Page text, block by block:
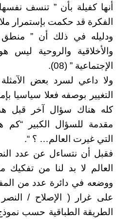
أنها كفيلة بأن ” تنسف
الفكرة قد حكمت بإستمرار
ودليله في ذلك أن ” منطق
والأخلاقية والروحية ليس
الإجتماعية ” (08).
ولا داعي لسرد بعض
التغيير بوصفه فعلا سياسيا
كله هناك سؤال آخر قبل
مقدمة للسؤال الكبير
التي غيرت العالم… ؟ “.
فقبل أن نتساءل عن عدد
العالم لا بد لنا من تفكيك
ووضعه في دائرة عدد من
على غرار ( الإصلاح /
الطريقة الطباقية حسب